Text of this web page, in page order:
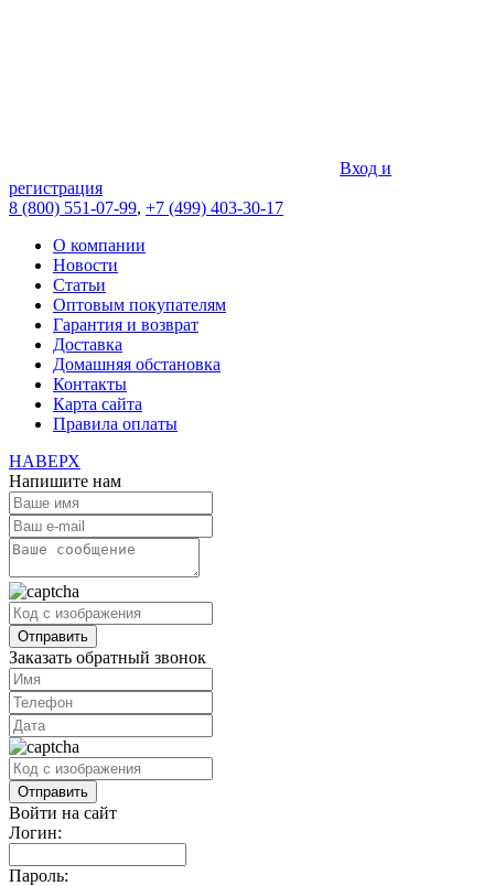
Вход и
регистрация
8 (800) 551-07-99, +7 (499) 403-30-17
О компании
Новости
Статьи
Оптовым покупателям
Гарантия и возврат
Доставка
Домашняя обстановка
Контакты
Карта сайта
Правила оплаты
НАВЕРХ
Напишите нам
Заказать обратный звонок
Войти на сайт
Логин:
Пароль: